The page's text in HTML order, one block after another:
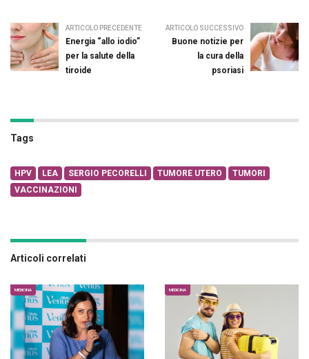
ARTICOLO PRECEDENTE
Energia “allo iodio”
per la salute della
tiroide
ARTICOLO SUCCESSIVO
Buone notizie per
la cura della
psoriasi
Tags
HPV LEA SERGIO PECORELLI TUMORE UTERO
TUMORI
VACCINAZIONI
Articoli correlati
MEDICINA MEDICINA